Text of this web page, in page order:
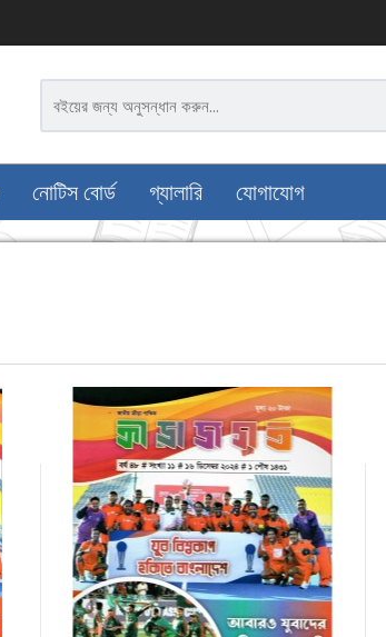
নোটিস বোর্ড গ্যালারি যোগাযোগ